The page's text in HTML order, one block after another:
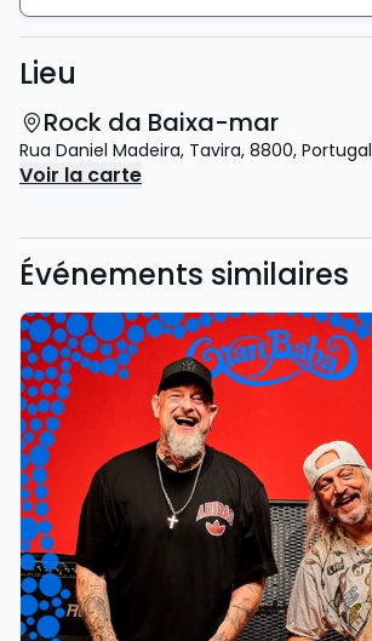
Lieu
Rock da Baixa-mar
Rua Daniel Madeira, Tavira, 8800, Portugal
Voir la carte
Événements similaires